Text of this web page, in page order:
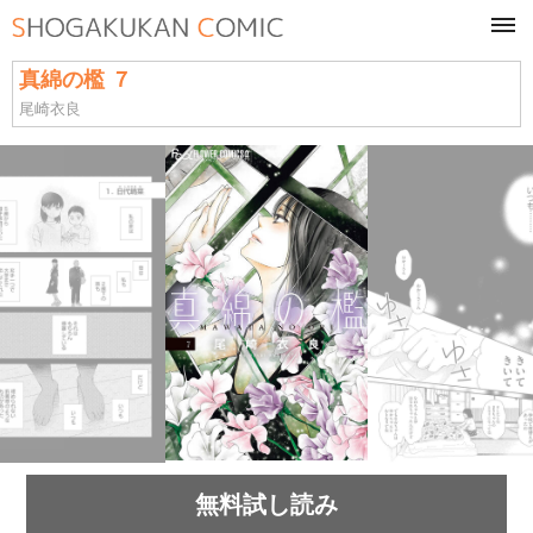
真綿の檻 ７
尾崎衣良
無料試し読み